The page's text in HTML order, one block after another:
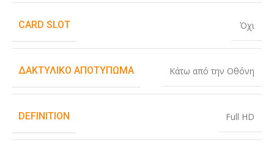
CARD SLOT Όχι
ΔΑΚΤΥΛΙΚΌ ΑΠΟΤΎΠΩΜΑ Κάτω από την Οθόνη
DEFINITION Full HD